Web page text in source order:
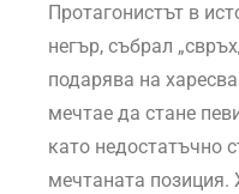
Протагонистът в
негър, събрал
подарява на
мечтае да стане
като недостатъчно
мечтаната